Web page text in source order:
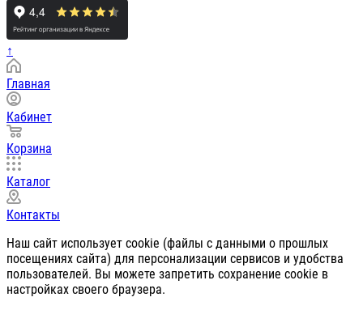
↑
Главная
Кабинет
Корзина
Каталог
Контакты
Наш сайт использует cookie (файлы с данными о прошлых
посещениях сайта) для персонализации сервисов и удобства
пользователей. Вы можете запретить сохранение cookie в
настройках своего браузера.